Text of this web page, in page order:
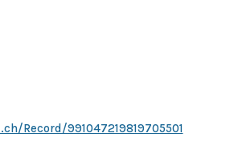
Record/991047219819705501